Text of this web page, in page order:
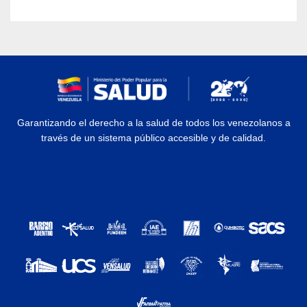
Garantizando el derecho a la salud de todos los venezolanos a
través de un sistema público accesible y de calidad.